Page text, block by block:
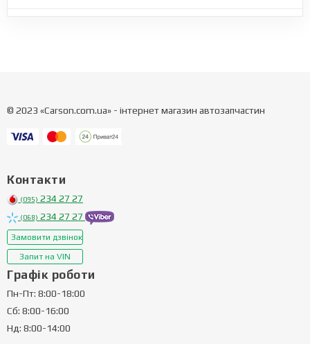
© 2023 «Carson.com.ua» - інтернет магазин автозапчастин
Контакти
(095) 234 27 27
(068) 234 27 27
Замовити дзвінок
Запит на VIN
Графік роботи
Пн-Пт: 8:00-18:00
Сб: 8:00-16:00
Нд: 8:00-14:00